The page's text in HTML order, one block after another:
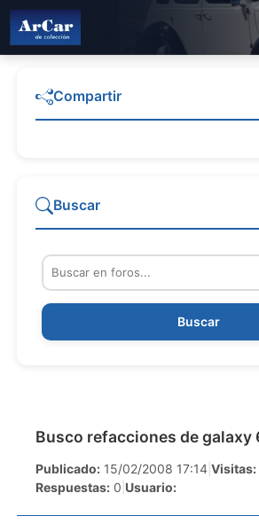
Busco refacciones de galaxy
Publicado: 15/02/2008 17:14 Visitas:
Respuestas: 0 Usuario:
Compartir
Buscar
Buscar